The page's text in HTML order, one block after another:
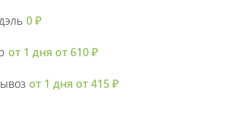
0 ₽
от 1 дня от 610 ₽
от 1 дня от 415 ₽